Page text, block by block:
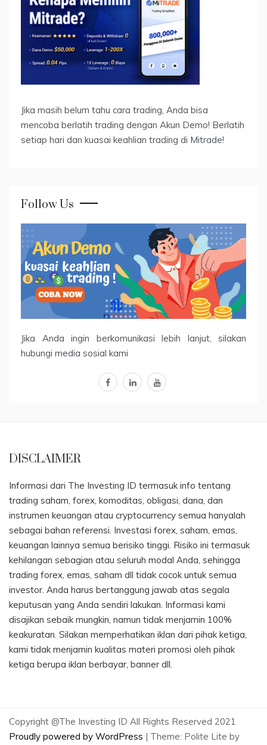
Jika masih belum tahu cara trading, Anda bisa
mencoba berlatih trading dengan Akun Demo! Berlatih
setiap hari dan kuasai keahlian trading di Mitrade!
Follow Us
Jika Anda ingin berkomunikasi lebih lanjut, silakan
hubungi media sosial kami
facebooklinkedinyoutube
DISCLAIMER
Informasi dari The Investing ID termasuk info tentang
trading saham, forex, komoditas, obligasi, dana, dan
instrumen keuangan atau cryptocurrency semua hanyalah
sebagai bahan referensi. Investasi forex, saham, emas,
keuangan lainnya semua berisiko tinggi. Risiko ini termasuk
kehilangan sebagian atau seluruh modal Anda, sehingga
trading forex, emas, saham dll tidak cocok untuk semua
investor. Anda harus bertanggung jawab atas segala
keputusan yang Anda sendiri lakukan. Informasi kami
disajikan sebaik mungkin, namun tidak menjamin 100%
keakuratan. Silakan memperhatikan iklan dari pihak ketiga,
kami tidak menjamin kualitas materi promosi oleh pihak
ketiga berupa iklan berbayar, banner dll.
Copyright @The Investing ID All Rights Reserved 2021
Proudly powered by WordPress | Theme: Polite Lite by